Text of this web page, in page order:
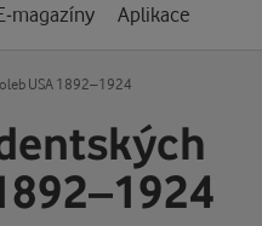
magazíny Aplikace
USA 1892–1924